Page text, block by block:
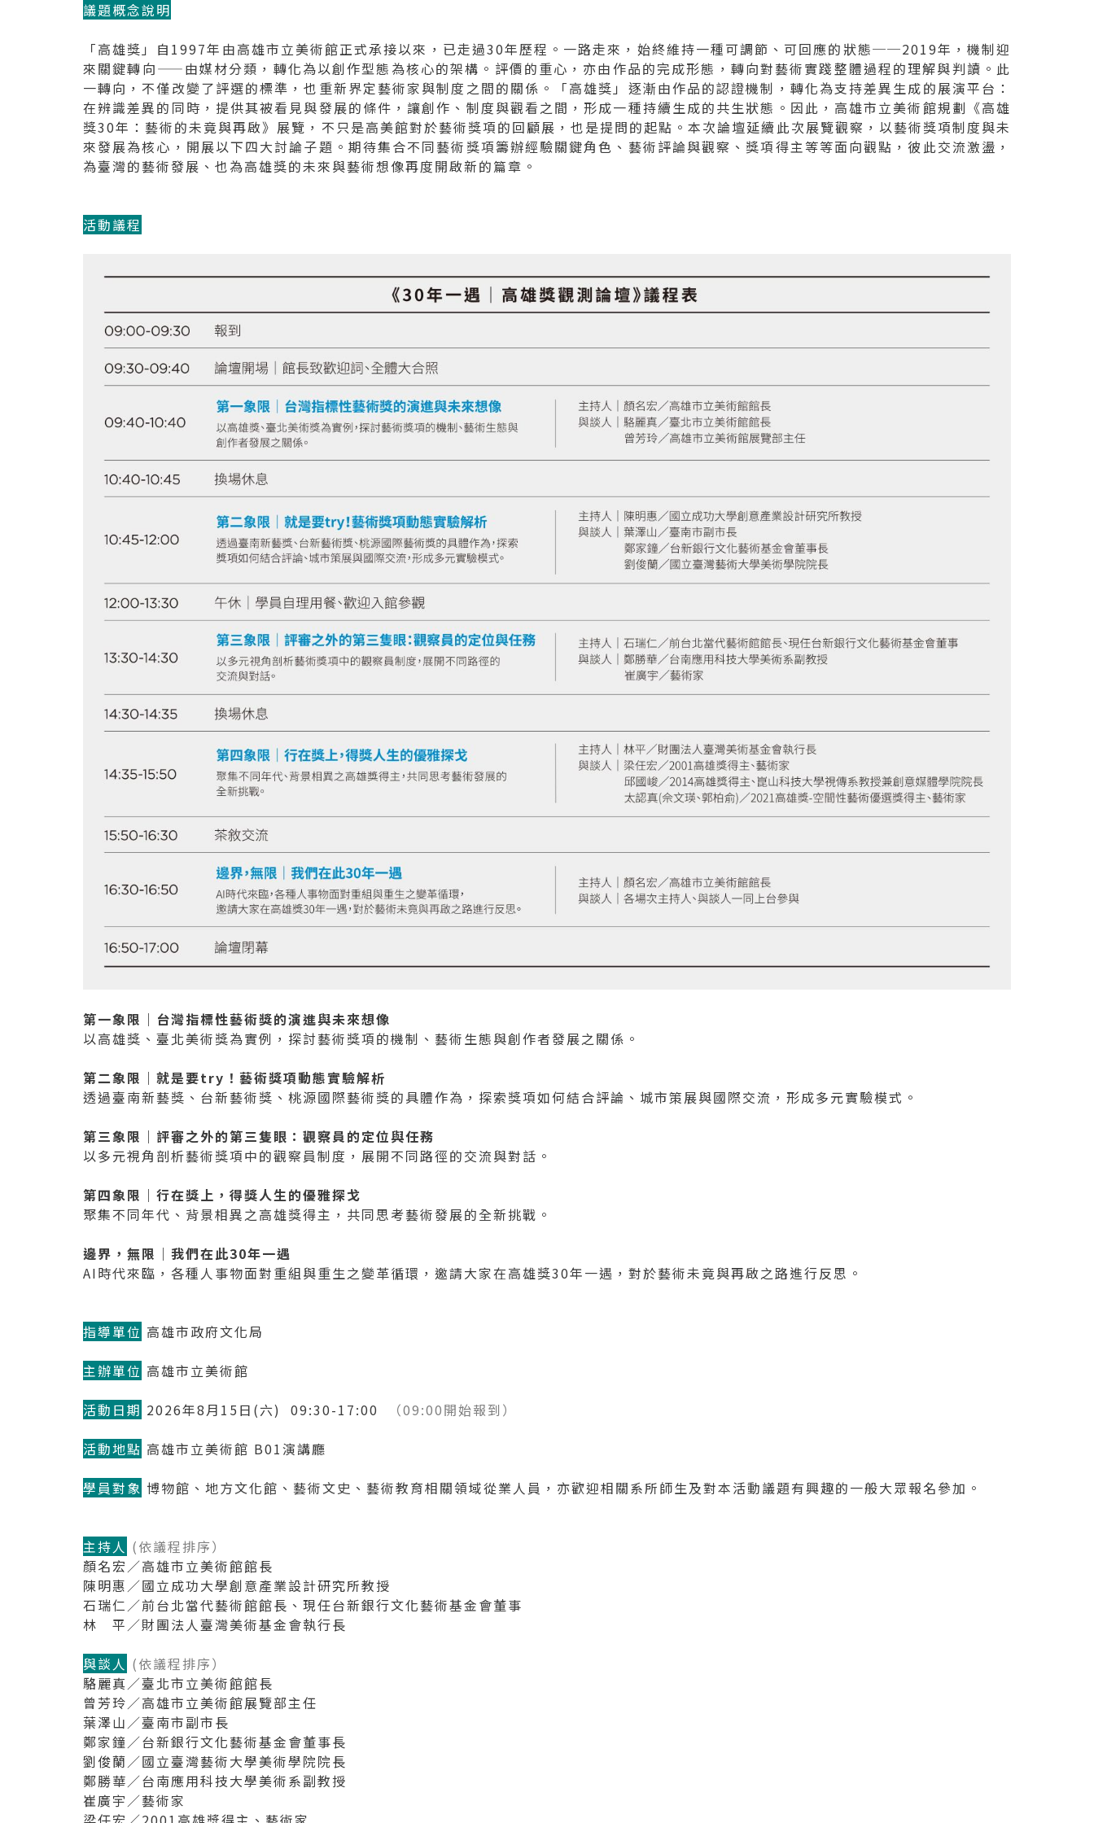
議題概念說明
「高雄獎」自1997年由高雄市立美術館正式承接以來，已走過30年歷程。一路走來，始終維持一種可調節、可回應的狀態──2019年，機制迎
來關鍵轉向——由媒材分類，轉化為以創作型態為核心的架構。評價的重心，亦由作品的完成形態，轉向對藝術實踐整體過程的理解與判讀。此
一轉向，不僅改變了評選的標準，也重新界定藝術家與制度之間的關係。「高雄獎」逐漸由作品的認證機制，轉化為支持差異生成的展演平台：
在辨識差異的同時，提供其被看見與發展的條件，讓創作、制度與觀看之間，形成一種持續生成的共生狀態。因此，高雄市立美術館規劃《高雄
獎30年：藝術的未竟與再啟》展覽，不只是高美館對於藝術獎項的回顧展，也是提問的起點。本次論壇延續此次展覽觀察，以藝術獎項制度與未
來發展為核心，開展以下四大討論子題。期待集合不同藝術獎項籌辦經驗關鍵角色、藝術評論與觀察、獎項得主等等面向觀點，彼此交流激盪，
為臺灣的藝術發展、也為高雄獎的未來與藝術想像再度開啟新的篇章。
活動議程
第一象限｜台灣指標性藝術獎的演進與未來想像
以高雄獎、臺北美術獎為實例，探討藝術獎項的機制、藝術生態與創作者發展之關係。
第二象限｜就是要try！藝術獎項動態實驗解析
透過臺南新藝獎、台新藝術獎、桃源國際藝術獎的具體作為，探索獎項如何結合評論、城市策展與國際交流，形成多元實驗模式。
第三象限｜評審之外的第三隻眼：觀察員的定位與任務
以多元視角剖析藝術獎項中的觀察員制度，展開不同路徑的交流與對話。
第四象限｜行在獎上，得獎人生的優雅探戈
聚集不同年代、背景相異之高雄獎得主，共同思考藝術發展的全新挑戰。
邊界，無限｜我們在此30年一遇
AI時代來臨，各種人事物面對重組與重生之變革循環，邀請大家在高雄獎30年一遇，對於藝術未竟與再啟之路進行反思。
指導單位 高雄市政府文化局
主辦單位 高雄市立美術館
活動日期 2026年8月15日(六) 09:30-17:00
（09:00開始報到）
活動地點 高雄市立美術館 B01演講廳
學員對象 博物館、地方文化館、藝術文史、藝術教育相關領域從業人員，亦歡迎相關系所師生及對本活動議題有興趣的一般大眾報名參加。
主持人 (依議程排序）
顏名宏／高雄市立美術館館長
​陳明惠／國立成功大學創意產業設計研究所教授
石瑞仁／前台北當代藝術館館長、現任台新銀行文化藝術基金會董事
林 平／財團法人臺灣美術基金會執行長
與談人 (依議程排序）
駱麗真／臺北市立美術館館長
曾芳玲／高雄市立美術館展覽部主任
葉澤山／臺南市副市長
鄭家鐘／台新銀行文化藝術基金會董事長
劉俊蘭／國立臺灣藝術大學美術學院院長
鄭勝華／台南應用科技大學美術系副教授
崔廣宇／藝術家